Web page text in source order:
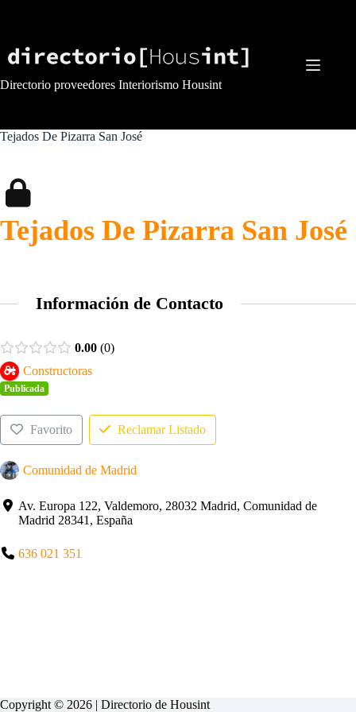
Directorio proveedores Interiorismo Housint
Tejados De Pizarra San José
Tejados De Pizarra San José
Información de Contacto
0.00 0
Constructoras
Publicada
Favorito Reclamar Listado
Comunidad de Madrid
Av. Europa 122, Valdemoro, 28032 Madrid, Comunidad de
Madrid 28341, España
636 021 351
Copyright © 2026 | Directorio de Housint